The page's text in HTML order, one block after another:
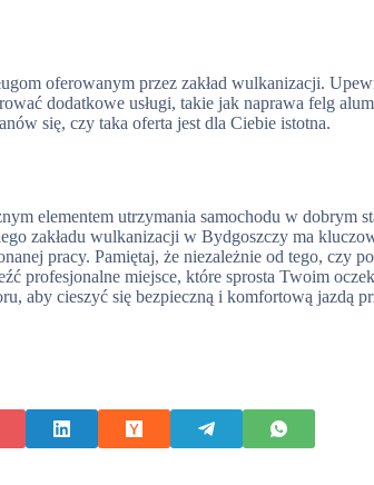
oferowanym przez zakład wulkanizacji.
dodatkowe usługi, takie jak naprawa felg
się, czy taka oferta jest dla Ciebie istotna.
elementem utrzymania samochodu w dobrym
zakładu wulkanizacji w Bydgoszczy ma
pracy. Pamiętaj, że niezależnie od tego, czy
profesjonalne miejsce, które sprosta Twoim
aby cieszyć się bezpieczną i komfortową jazdą